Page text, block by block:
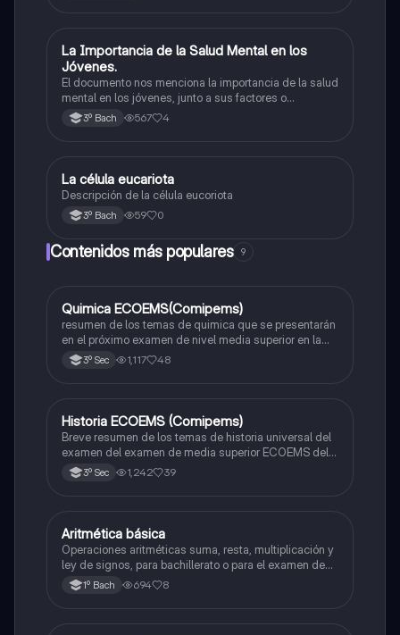
Mentoría
La Importancia de la Salud Mental en los
Jóvenes.
El documento nos menciona la importancia de la salud
mental en los jóvenes, junto a sus factores o
consecuencias que pueden llegar afectar la misma
salud.
3º Bach 567 4
Mentoría
La célula eucariota
Descripción de la célula eucoriota
3º Bach 59 0
Contenidos más populares 9
Química
Quimica ECOEMS(Comipems)
resumen de los temas de quimica que se presentarán
en el próximo examen de nivel media superior en la
zona metropolitana de el valle de México
3º Sec 1,117 48
Historia
Historia ECOEMS (Comipems)
Breve resumen de los temas de historia universal del
examen del examen de media superior ECOEMS del
valle de México
3º Sec 1,242 39
Matemáticas
Aritmética básica
Operaciones aritméticas suma, resta, multiplicación y
ley de signos, para bachillerato o para el examen de
admisión a la universidad
1º Bach 694 8